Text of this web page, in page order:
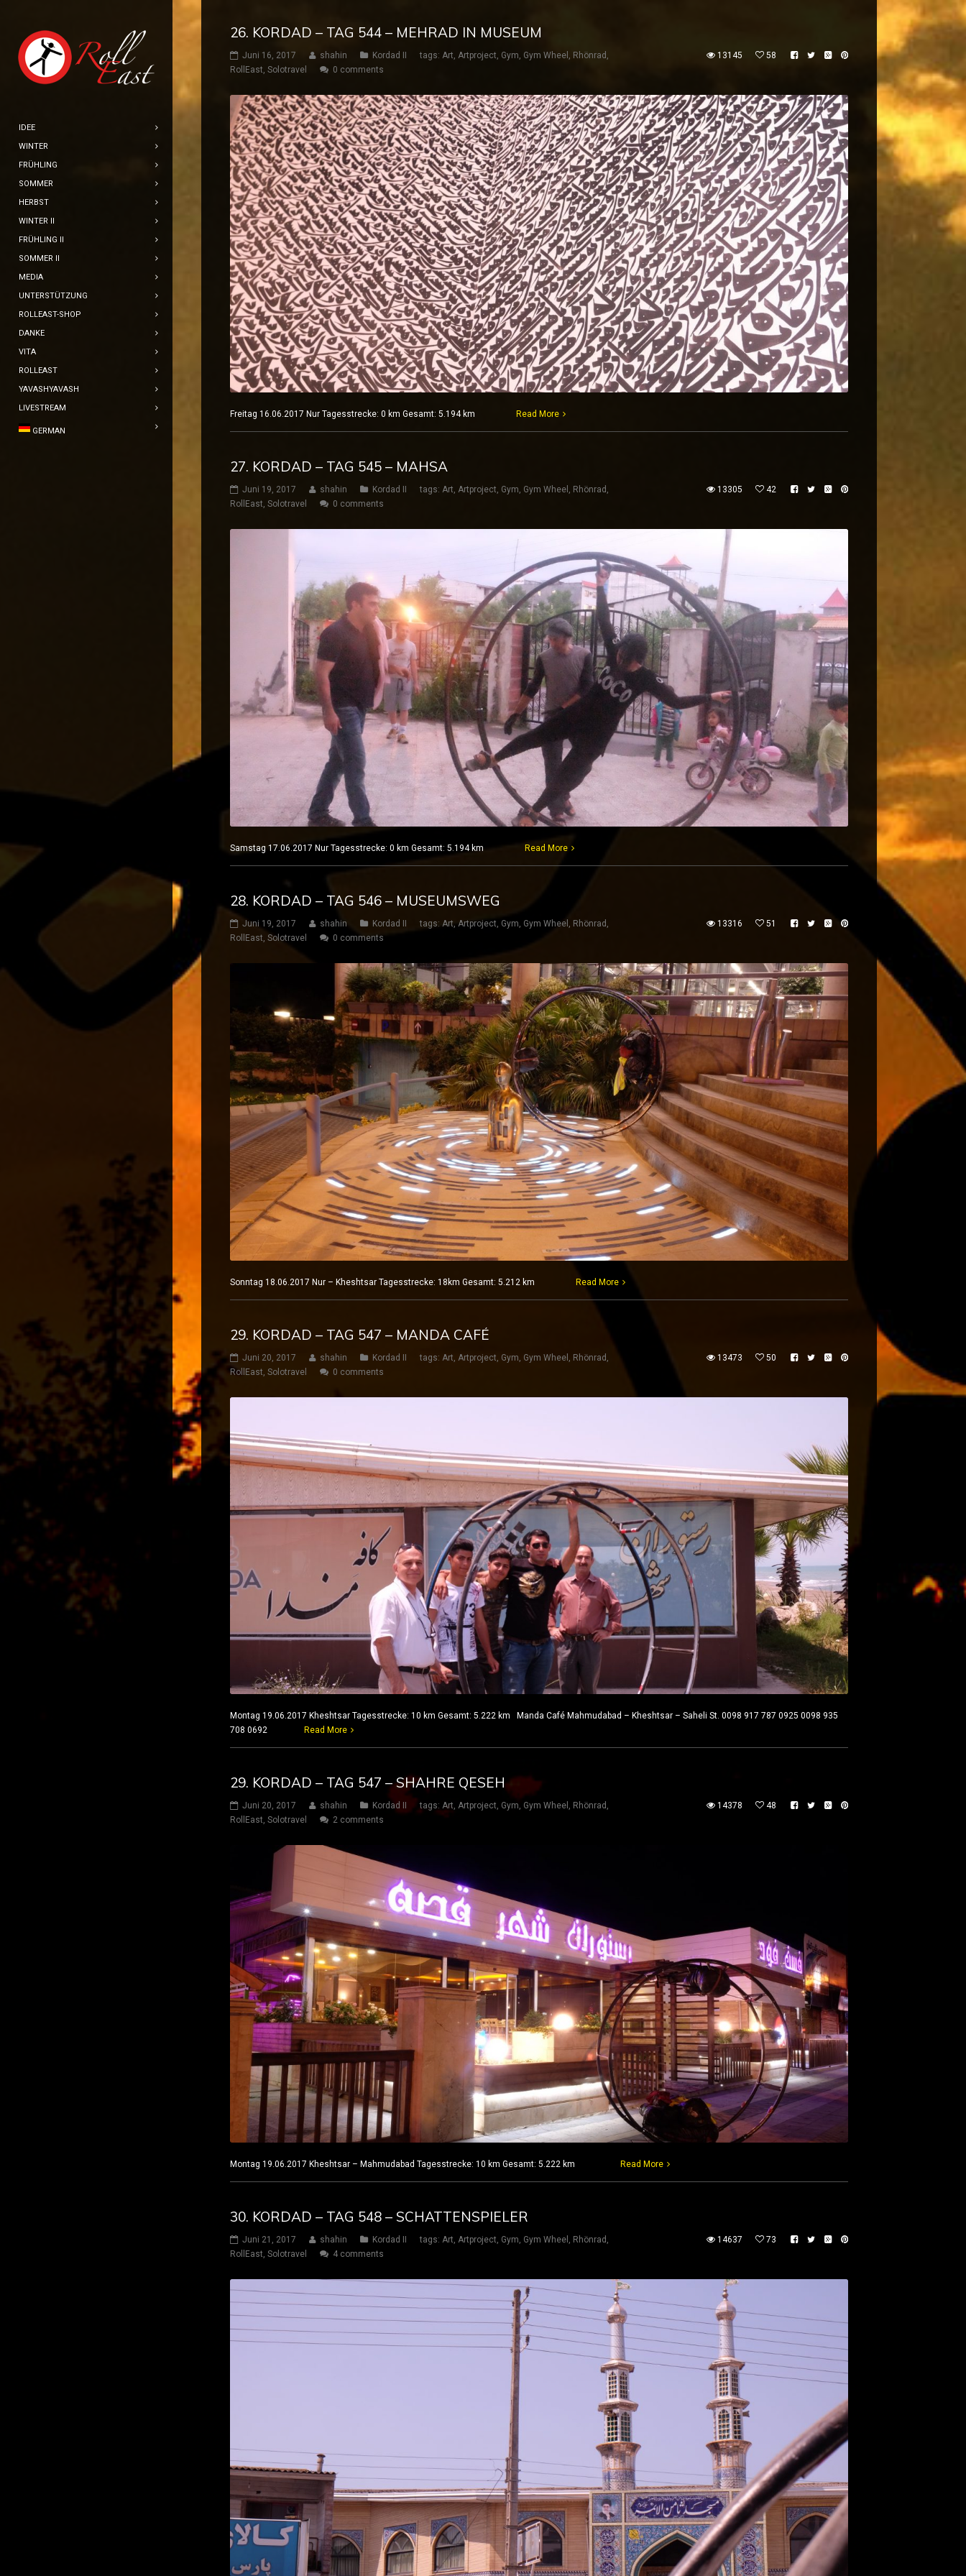
IDEE
WINTER
FRÜHLING
SOMMER
HERBST
WINTER II
FRÜHLING II
SOMMER II
MEDIA
UNTERSTÜTZUNG
ROLLEAST-SHOP
DANKE
VITA
ROLLEAST
YAVASHYAVASH
LIVESTREAM
GERMAN
26. KORDAD – TAG 544 – MEHRAD IN MUSEUM
Juni 16, 2017 shahin Kordad II tags: Art, Artproject, Gym, Gym Wheel , Rhönrad ,
RollEast, Solotravel 0 comments
13145 58
Freitag 16.06.2017 Nur Tagesstrecke: 0 km Gesamt: 5.194 km Read More
27. KORDAD – TAG 545 – MAHSA
Juni 19, 2017 shahin Kordad II tags: Art, Artproject, Gym, Gym Wheel , Rhönrad ,
RollEast, Solotravel 0 comments
13305 42
Samstag 17.06.2017 Nur Tagesstrecke: 0 km Gesamt: 5.194 km Read More
28. KORDAD – TAG 546 – MUSEUMSWEG
Juni 19, 2017 shahin Kordad II tags: Art Artproject Gym Gym Wheel Rhönrad
RollEast Solotravel 0 comments
13316 51
Sonntag 18.06.2017 Nur – Kheshtsar Tagesstrecke: 18km Gesamt: 5.212 km Read More
29. KORDAD – TAG 547 – MANDA CAFÉ
Juni 20, 2017 shahin Kordad II tags: Art Artproject Gym Gym Wheel Rhönrad
RollEast Solotravel 0 comments
13473 50
Montag 19.06.2017 Kheshtsar Tagesstrecke: 10 km Gesamt: 5.222 km Manda Café Mahmudabad – Kheshtsar – Saheli St. 0098 917 787 0925 0098 935
708 0692
Read More
29. KORDAD – TAG 547 – SHAHRE QESEH
Juni 20, 2017 shahin Kordad II tags: Art, Artproject, Gym, Gym Wheel , Rhönrad ,
RollEast, Solotravel 2 comments
14378 48
Montag 19.06.2017 Kheshtsar – Mahmudabad Tagesstrecke: 10 km Gesamt: 5.222 km Read More
30. KORDAD – TAG 548 – SCHATTENSPIELER
Juni 21, 2017 shahin Kordad II tags: Art, Artproject, Gym, Gym Wheel , Rhönrad ,
RollEast, Solotravel 4 comments
14637 73